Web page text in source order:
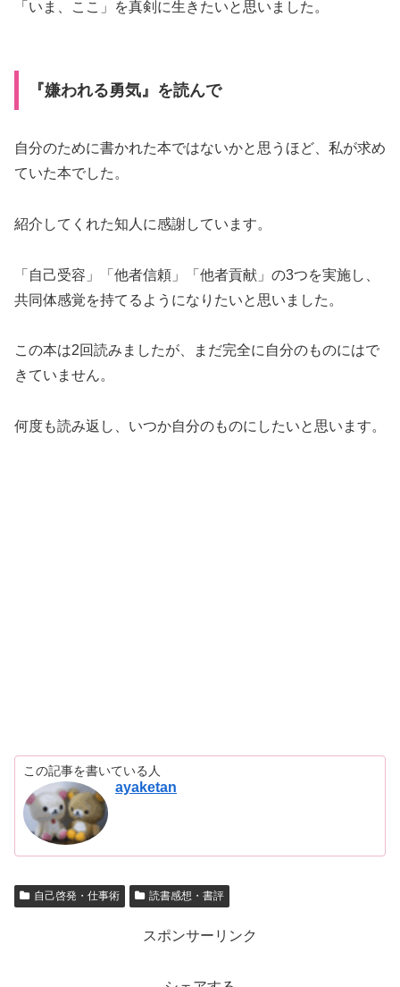
「いま、ここ」を真剣に生きたいと思いました。
『嫌われる勇気』を読んで
自分のために書かれた本ではないかと思うほど、私が求め
ていた本でした。
紹介してくれた知人に感謝しています。
「自己受容」「他者信頼」「他者貢献」の3つを実施し、
共同体感覚を持てるようになりたいと思いました。
この本は2回読みましたが、まだ完全に自分のものにはで
きていません。
何度も読み返し、いつか自分のものにしたいと思います。
この記事を書いている人
ayaketan
自己啓発・仕事術 読書感想・書評
スポンサーリンク